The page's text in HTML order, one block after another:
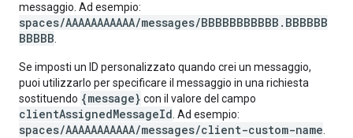
messaggio. Ad esempio:
spaces/AAAAAAAAAAA/messages/BBBBBBBBBBB.BBBBBB
BBBBB
Se imposti un ID personalizzato quando crei un messaggio,
puoi utilizzarlo per specificare il messaggio in una richiesta
sostituendo {message} con il valore del campo
clientAssignedMessageId . Ad esempio:
spaces/AAAAAAAAAAA/messages/client-custom-name